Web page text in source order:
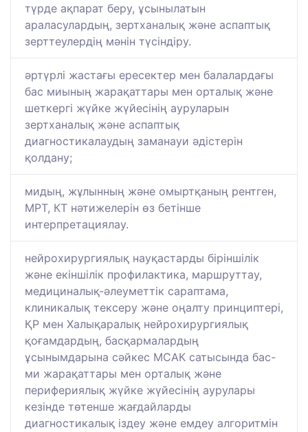
түрде ақпарат беру, ұсынылатын
араласулардың, зертханалық және аспаптық
зерттеулердің мәнін түсіндіру.
әртүрлі жастағы ересектер мен балалардағы
бас миының жарақаттары мен орталық және
шеткергі жүйке жүйесінің ауруларын
зертханалық және аспаптық
диагностикалаудың заманауи әдістерін
қолдану;
мидың, жұлынның және омыртқаның рентген,
МРТ, КТ нәтижелерін өз бетінше
интерпретациялау.
нейрохирургиялық науқастарды біріншілік
және екіншілік профилактика, маршруттау,
медициналық-әлеуметтік сараптама,
клиникалық тексеру және оңалту принциптері,
ҚР мен Халықаралық нейрохирургиялық
қоғамдардың, басқармалардың
ұсынымдарына сәйкес МСАК сатысында бас-
ми жарақаттары мен орталық және
перифериялық жүйке жүйесінің аурулары
кезінде төтенше жағдайларды
диагностикалық іздеу және емдеу алгоритмін